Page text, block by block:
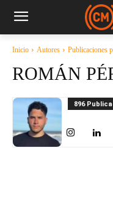
Inicio Autores Publicaciones
ROMÁN
896